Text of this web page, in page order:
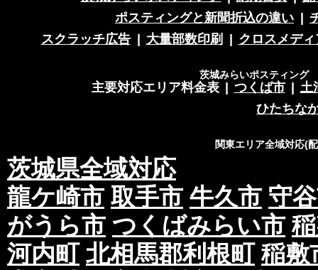
ポスティングと新聞折込の違い
スクラッチ広告
大量部数印刷 クロスメディ
茨城みらいポスティング
主要対応エリア料金表 つくば市
土
ひたちな
関東エリア全域対応(
茨城県全域対応
龍ケ崎市 取手市 牛久市 守
がうら市 つくばみらい市
河内町 北相馬郡利根町 稲敷